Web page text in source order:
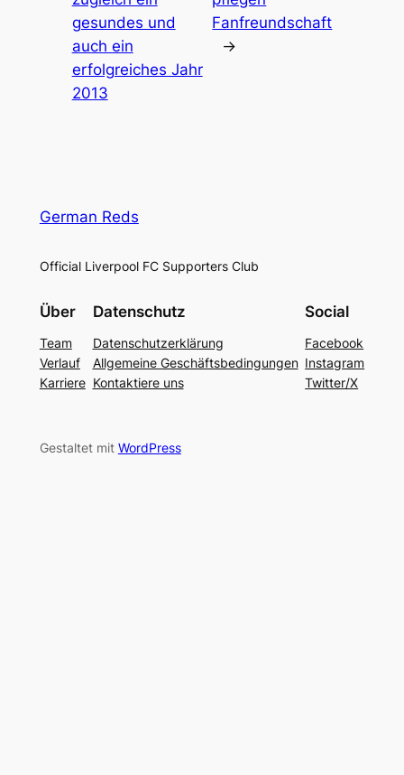
gesundes und
auch ein
erfolgreiches Jahr
2013
Fanfreundschaft
→
German Reds
Official Liverpool FC Supporters Club
Über
Team
Verlauf
Karriere
Datenschutz
Datenschutzerklärung
Allgemeine Geschäftsbedingungen
Kontaktiere uns
Social
Facebook
Instagram
Twitter/X
Gestaltet mit WordPress